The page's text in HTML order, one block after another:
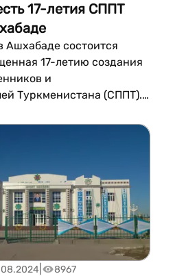
17-летия СППТ
Ашхабаде состоится
17-летию создания
и
Туркменистана (СППТ).
туркменских
проходить в здании
палаты
8967